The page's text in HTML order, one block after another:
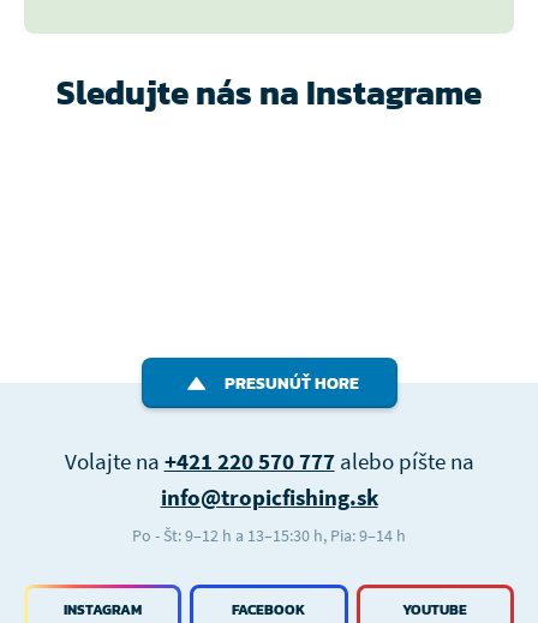
Sledujte nás na Instagrame
PRESUNÚŤ HORE
INSTAGRAM FACEBOOK YOUTUBE
Volajte na +421 220 570 777alebo píšte na
info@tropicfishing.sk
Po - Št: 9–12 h a 13–15:30 h, Pia: 9–14 h